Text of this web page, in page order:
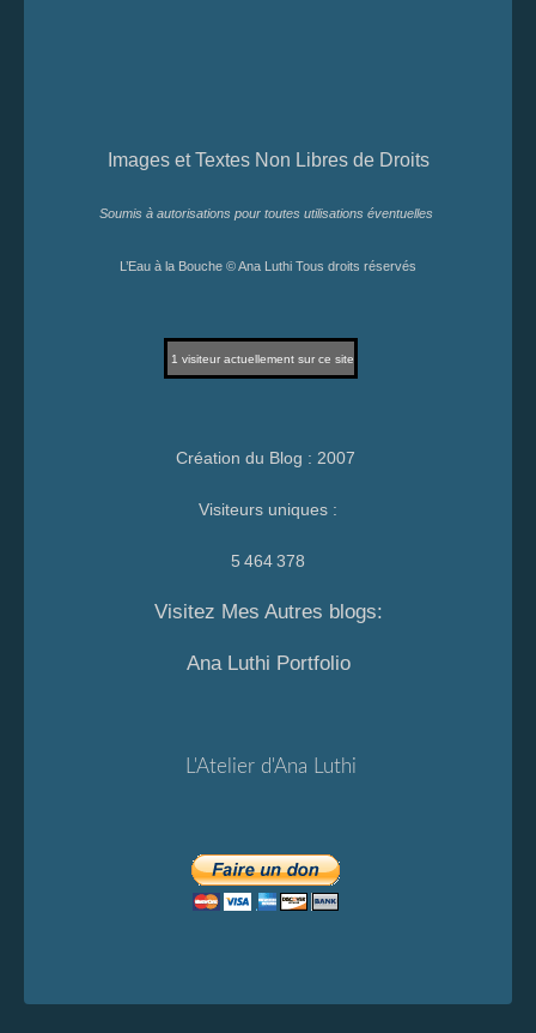
Images et Textes Non Libres de Droits
Soumis à autorisations pour toutes utilisations éventuelles
L’Eau à la Bouche © Ana Luthi Tous droits réservés
1 visiteur actuellement sur ce site
Création du Blog : 2007
Visiteurs uniques :
5 464 378
Visitez Mes Autres blogs:
Ana Luthi Portfolio
L'Atelier d'Ana Luthi